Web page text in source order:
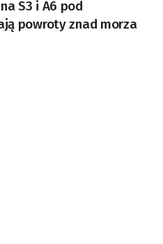
S3 i A6 pod
powroty znad morza